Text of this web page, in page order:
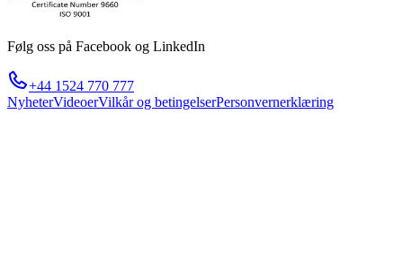
Følg oss på Facebook og LinkedIn
+44 1524 770 777
NyheterVideoerVilkår og betingelserPersonvernerklæring